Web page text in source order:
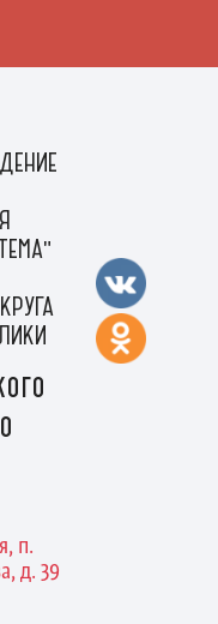
п.
д. 39